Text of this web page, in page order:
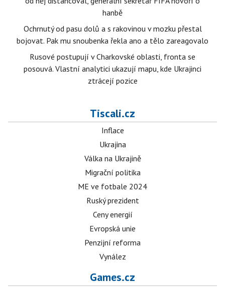
hanbě
Ochrnutý od pasu dolů a s rakovinou v mozku přestal
bojovat. Pak mu snoubenka řekla ano a tělo zareagovalo
Rusové postupují v Charkovské oblasti, fronta se
posouvá. Vlastní analytici ukazují mapu, kde Ukrajinci
ztrácejí pozice
Tiscali.cz
Inflace
Ukrajina
Válka na Ukrajině
Migrační politika
ME ve fotbale 2024
Ruský prezident
Ceny energií
Evropská unie
Penzijní reforma
Vynález
Games.cz